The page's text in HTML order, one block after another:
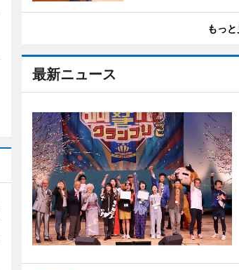
もっ
最新ニュース